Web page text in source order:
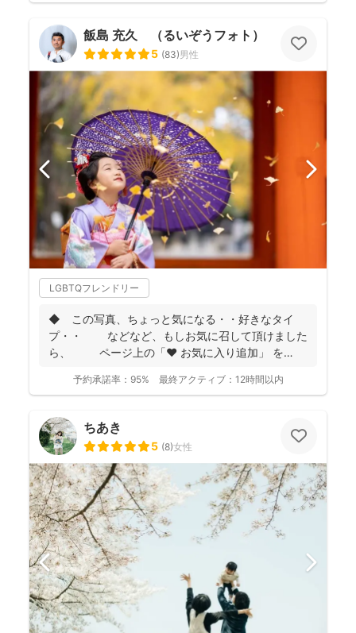
飯島 充久 （るいぞうフォト）
5 (83)男性
LGBTQフレンドリー
◆ この写真、ちょっと気になる・・好きなタイ
プ・・ などなど、もしお気に召して頂けました
ら、 ページ上の「❤ お気に入り追加」 を
予約承諾率： 95% 最終アクティブ： 12時間以内
ちあき
5 (8)女性